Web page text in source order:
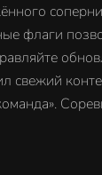
флаги
свежий